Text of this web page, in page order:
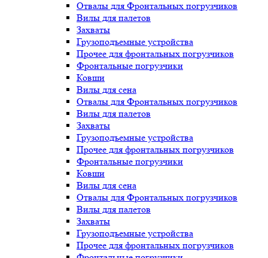
Отвалы для Фронтальных погрузчиков
Вилы для палетов
Захваты
Грузоподъемные устройства
Прочее для фронтальных погрузчиков
Фронтальные погрузчики
Ковши
Вилы для сена
Отвалы для Фронтальных погрузчиков
Вилы для палетов
Захваты
Грузоподъемные устройства
Прочее для фронтальных погрузчиков
Фронтальные погрузчики
Ковши
Вилы для сена
Отвалы для Фронтальных погрузчиков
Вилы для палетов
Захваты
Грузоподъемные устройства
Прочее для фронтальных погрузчиков